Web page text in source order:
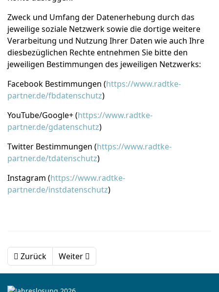
Zweck und Umfang der Datenerhebung durch das
jeweilige soziale Netzwerk sowie die dortige weitere
Verarbeitung und Nutzung Ihrer Daten wie auch Ihre
diesbezüglichen Rechte entnehmen Sie bitte den
jeweiligen Bestimmungen des jeweiligen Netzwerks:
Facebook Bestimmungen (https://www.radtke-
partner.de/fbdatenschutz)
YouTube/Google+ (https://www.radtke-
partner.de/gdatenschutz)
Twitter Bestimmungen (https://www.radtke-
partner.de/tdatenschutz)
Instagram (https://www.radtke-
partner.de/instdatenschutz)
Zurück Weiter